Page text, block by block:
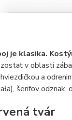
je klasika.
v oblasti
a
šerifov
tvár